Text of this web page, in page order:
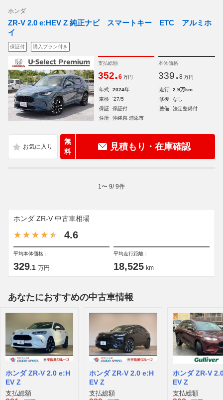
ホンダ
ZR-V 2.0 e:HEV Z 純正ナビ スマートキー ETC アルミホ
イ
保証付 購入プラン付き
支払総額
352.6 万円
本体価格
339. 8 万円
年式 2024年 走行
2.9万km
車検
'27/5 修復
なし
保証
保証付 整備
法定整備付
住所
沖縄県 浦添市
無
料
見積もり・在庫確認
1 〜 9/9件
ホンダ ZR-V 中古車相場
4.6
平均本体価格：
329.1 万円
平均走行距離：
18,525 km
あなたにおすすめの中古車情報
ホンダ ZR-V 2.0 e:H
EV Z
支払総額
ホンダ ZR-V 2.0 e:H
EV Z
支払総額
ホンダ ZR-V
EV Z
支払総額